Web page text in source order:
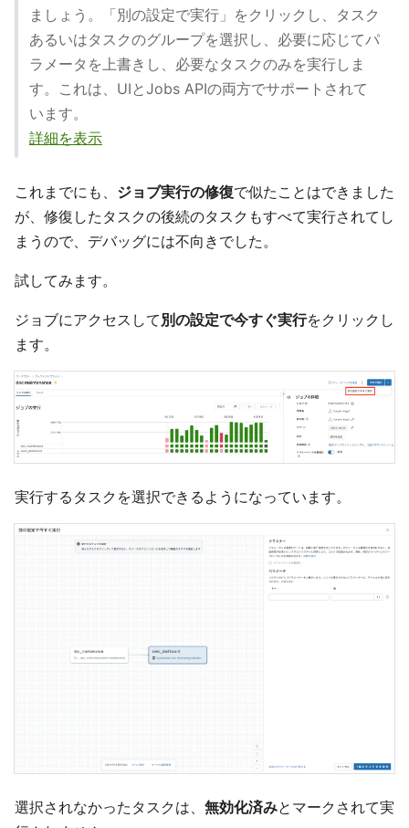
ましょう。「別の設定で実行」をクリックし、タスク
あるいはタスクのグループを選択し、必要に応じてパ
ラメータを上書きし、必要なタスクのみを実行しま
す。これは、UIとJobs APIの両方でサポートされて
います。
詳細を表示
これまでにも、 ジョブ実行の修復で似たことはできました
が、修復したタスクの後続のタスクもすべて実行されてし
まうので、デバッグには不向きでした。
試してみます。
ジョブにアクセスして 別の設定で今すぐ実行をクリックし
ます。
実行するタスクを選択できるようになっています。
選択されなかったタスクは、 無効化済みとマークされて実